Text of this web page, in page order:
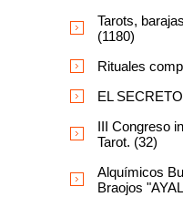
Tarots,
(1180)
Rituales
EL
III Congreso
Tarot. (32)
Alquímicos
Braojos